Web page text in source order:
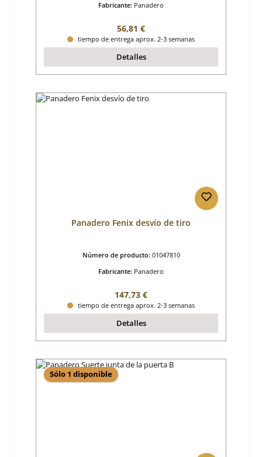
Fabricante: Panadero
Precio normal:
56,81 €
tiempo de entrega aprox. 2-3 semanas
Detalles
Panadero Fenix desvío de tiro
Número de producto: 01047810
Fabricante: Panadero
Precio normal:
147,73 €
tiempo de entrega aprox. 2-3 semanas
Detalles
Sólo 1 disponible